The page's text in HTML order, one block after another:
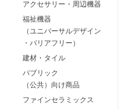
アクセサリー・周辺機器
福祉機器
（ユニバーサルデザイン
・バリアフリー）
建材・タイル
パブリック
（公共）向け商品
ファインセラミックス